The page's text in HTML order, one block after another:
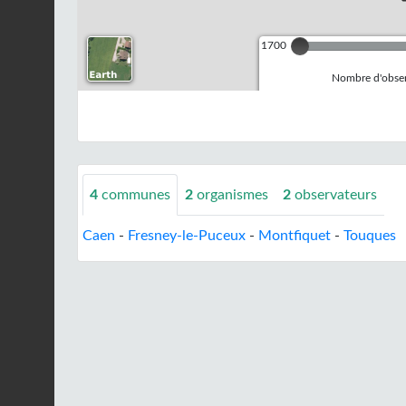
1700
Nombre
4 communes 2 organismes 2 observateurs
Caen - Fresney-le-Puceux - Montfiquet - Touques